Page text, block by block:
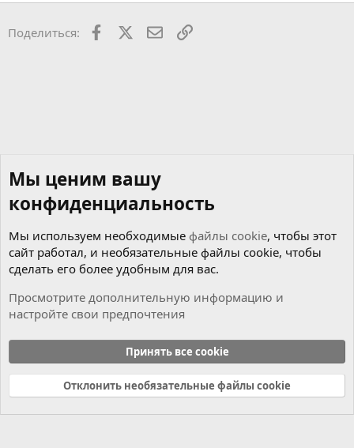
Поделиться: Facebook ПочтаСсылкой
Cookies
Russian (RU)
Связь с нами
Условия и правила
Политика конфиденциальности
Справка Главная
R
Мы ценим вашу
конфиденциальность
Мы используем необходимые файлы cookie, чтобы этот
сайт работал, и необязательные файлы cookie, чтобы
сделать его более удобным для вас.
Просмотрите дополнительную информацию и
настройте свои предпочтения
Принять все cookie
Отклонить необязательные файлы cookie